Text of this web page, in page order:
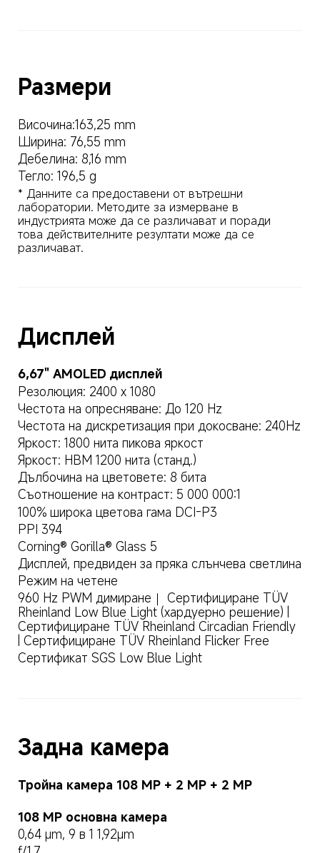
Размери
Височина:163,25 mm
Ширина: 76,55 mm
Дебелина: 8,16 mm
Тегло: 196,5 g
* Данните са предоставени от вътрешни
лаборатории. Методите за измерване в
индустрията може да се различават и поради
това действителните резултати може да се
различават.
Дисплей
6,67" AMOLED дисплей
Резолюция: 2400 х 1080
Честота на опресняване: До 120 Hz
Честота на дискретизация при докосване: 240Hz
Яркост: 1800 нита пикова яркост
Яркост: HBM 1200 нита (станд.)
Дълбочина на цветовете: 8 бита
Съотношение на контраст: 5 000 000:1
100% широка цветова гама DCI-P3
PPI 394
Corning® Gorilla® Glass 5
Дисплей, предвиден за пряка слънчева светлина
Режим на четене
960 Hz PWM димиране｜ Сертифициране TÜV
Rheinland Low Blue Light (хардуерно решение) |
Сертифициране TÜV Rheinland Circadian Friendly
| Сертифициране TÜV Rheinland Flicker Free
Сертификат SGS Low Blue Light
Задна камера
Тройна камера 108 MP + 2 MP + 2 MP
108 MP основна камера
0,64 μm, 9 в 1 1,92μm